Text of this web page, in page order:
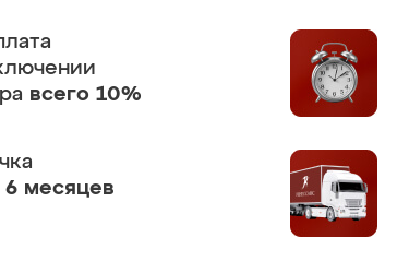
всего 10%
6 месяцев